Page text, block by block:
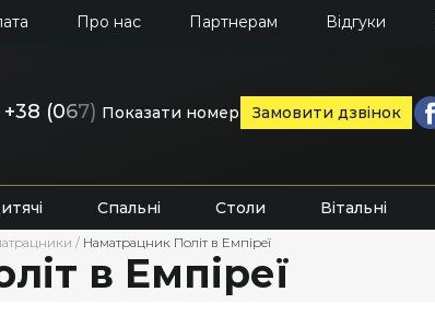
Про нас Партнерам Відгуки
+38 (067) Показати номер Замовити дзвінок
Спальні Столи Вітальні
/ Наматрацник Політ в Емпіреї
в Емпіреї